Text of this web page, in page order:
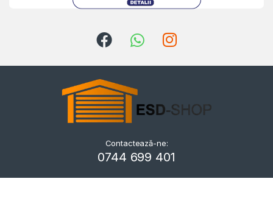
Kriszta
Typically replies within a day
Contactează-ne:
0744 699 401